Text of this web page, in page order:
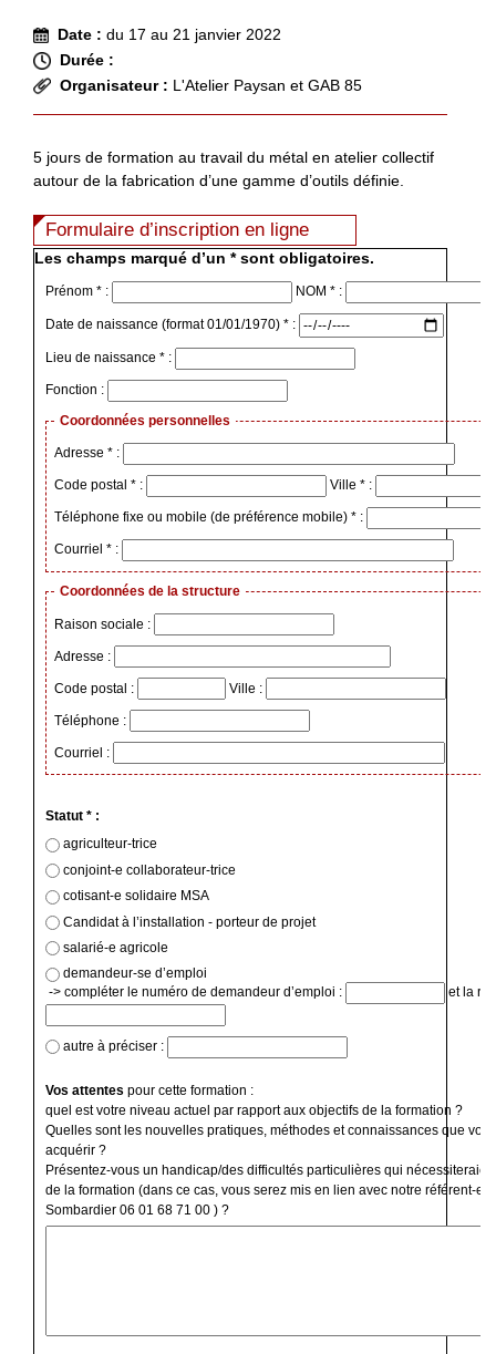
Date : du 17 au 21 janvier 2022
Durée :
Organisateur : L'Atelier Paysan et GAB 85
5 jours de formation au travail du métal en atelier collectif
autour de la fabrication d’une gamme d’outils définie.
Formulaire d’inscription en ligne
Les champs marqué d’un * sont obligatoires.
Prénom * : NOM * :
Date de naissance (format 01/01/1970) * :
Lieu de naissance * :
Fonction :
Coordonnées personnelles
Adresse * :
Code postal * : Ville * :
Téléphone fixe ou mobile (de préférence mobile) * :
Courriel * :
Coordonnées de la structure
Raison sociale :
Adresse :
Code postal : Ville :
Téléphone :
Courriel :
Statut * :
agriculteur-trice
conjoint-e collaborateur-trice
cotisant-e solidaire MSA
Candidat à l’installation - porteur de projet
salarié-e agricole
demandeur-se d’emploi
-> compléter le numéro de demandeur d’emploi :
et la
autre à préciser :
Vos attentes pour cette formation :
quel est votre niveau actuel par rapport aux objectifs de la formation ?
Quelles sont les nouvelles pratiques, méthodes et connaissances que
acquérir ?
Présentez-vous un handicap/des difficultés particulières qui
de la formation (dans ce cas, vous serez mis en lien avec notre référent-e
Sombardier 06 01 68 71 00 ) ?